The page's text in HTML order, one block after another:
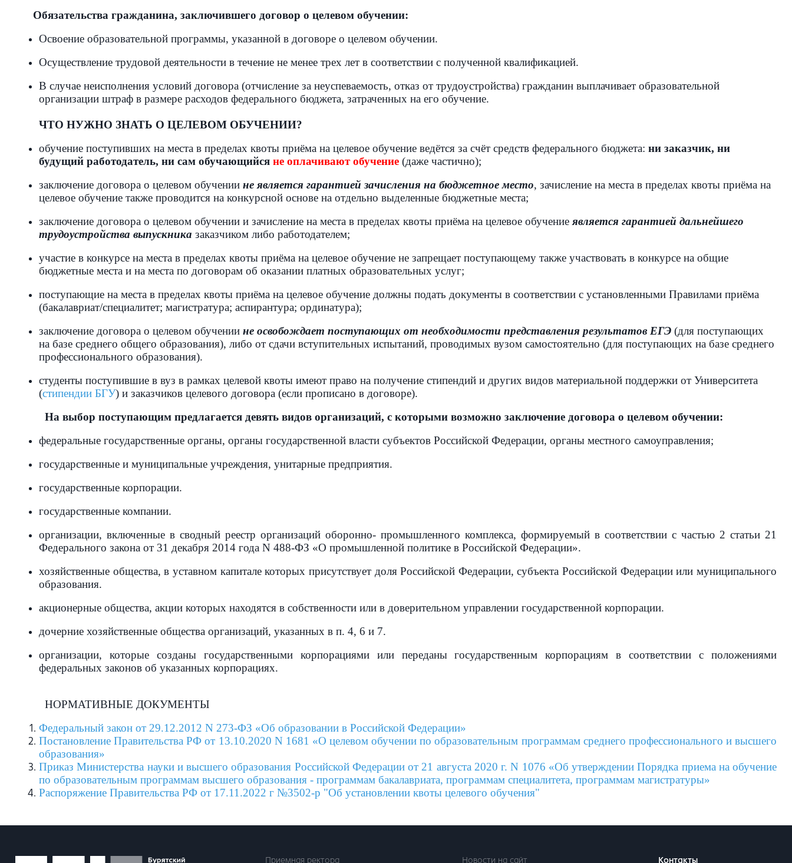
Обязательства гражданина, заключившего договор о целевом обучении:
Освоение образовательной программы, указанной в договоре о целевом обучении.
Осуществление трудовой деятельности в течение не менее трех лет в соответствии с полученной квалификацией.
В случае неисполнения условий договора (отчисление за неуспеваемость, отказ от трудоустройства) гражданин выплачивает образовательной
организации штраф в размере расходов федерального бюджета, затраченных на его обучение.
ЧТО НУЖНО ЗНАТЬ О ЦЕЛЕВОМ ОБУЧЕНИИ?
обучение поступивших на места в пределах квоты приёма на целевое обучение ведётся за счёт средств федерального бюджета: ни заказчик, ни
будущий работодатель, ни сам обучающийся не оплачивают обучение (даже частично);
заключение договора о целевом обучении не является гарантией зачисления на бюджетное место, зачисление на места в пределах квоты приёма на
целевое обучение также проводится на конкурсной основе на отдельно выделенные бюджетные места;
заключение договора о целевом обучении и зачисление на места в пределах квоты приёма на целевое обучение является гарантией дальнейшего
трудоустройства выпускника заказчиком либо работодателем;
участие в конкурсе на места в пределах квоты приёма на целевое обучение не запрещает поступающему также участвовать в конкурсе на общие
бюджетные места и на места по договорам об оказании платных образовательных услуг;
поступающие на места в пределах квоты приёма на целевое обучение должны подать документы в соответствии с установленными Правилами приёма
(бакалавриат/специалитет; магистратура; аспирантура; ординатура);
заключение договора о целевом обучении не освобождает поступающих от необходимости представления результатов ЕГЭ (для поступающих
на базе среднего общего образования), либо от сдачи вступительных испытаний, проводимых вузом самостоятельно (для поступающих на базе среднего
профессионального образования).
студенты поступившие в вуз в рамках целевой квоты имеют право на получение стипендий и других видов материальной поддержки от Университета
(стипендии БГУ) и заказчиков целевого договора (если прописано в договоре).
На выбор поступающим предлагается девять видов организаций, с которыми возможно заключение договора о целевом обучении:
федеральные государственные органы, органы государственной власти субъектов Российской Федерации, органы местного самоуправления;
государственные и муниципальные учреждения, унитарные предприятия.
государственные корпорации.
государственные компании.
организации, включенные в сводный реестр организаций оборонно- промышленного комплекса, формируемый в соответствии с частью 2 статьи 21
Федерального закона от 31 декабря 2014 года N 488-ФЗ «О промышленной политике в Российской Федерации».
хозяйственные общества, в уставном капитале которых присутствует доля Российской Федерации, субъекта Российской Федерации или муниципального
образования.
акционерные общества, акции которых находятся в собственности или в доверительном управлении государственной корпорации.
дочерние хозяйственные общества организаций, указанных в п. 4, 6 и 7.
организации, которые созданы государственными корпорациями или переданы государственным корпорациям в соответствии с положениями
федеральных законов об указанных корпорациях.
НОРМАТИВНЫЕ ДОКУМЕНТЫ
Федеральный закон от 29.12.2012 N 273-ФЗ «Об образовании в Российской Федерации»
Постановление Правительства РФ от 13.10.2020 N 1681 «О целевом обучении по образовательным программам среднего профессионального и высшего
образования»
Приказ Министерства науки и высшего образования Российской Федерации от 21 августа 2020 г. N 1076 «Об утверждении Порядка приема на обучение
по образовательным программам высшего образования - программам бакалавриата, программам специалитета, программам магистратуры»
Распоряжение Правительства РФ от 17.11.2022 г №3502-р "Об установлении квоты целевого обучения"
Приемная ректора Новости на сайт Контакты